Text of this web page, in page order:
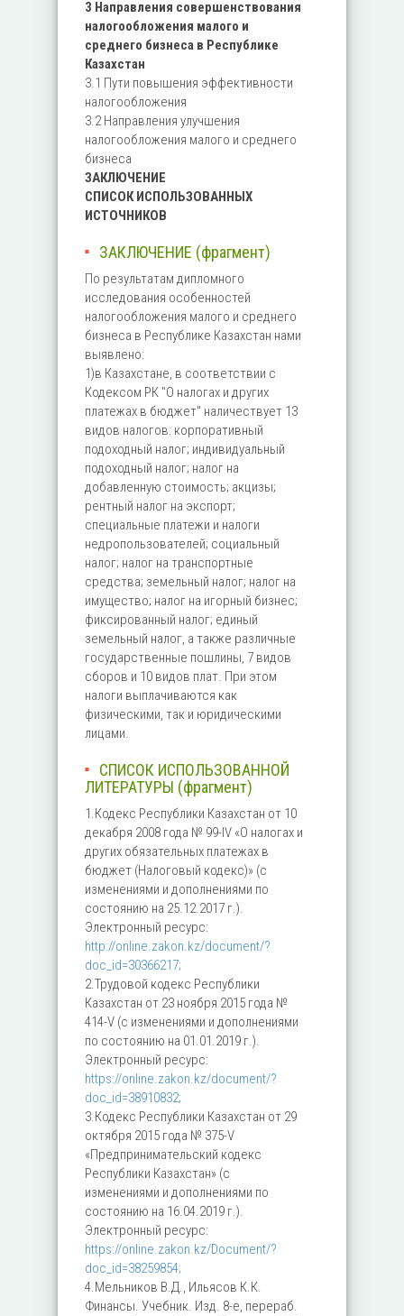
3 Направления совершенствования
налогообложения малого и
среднего бизнеса в Республике
Казахстан
3.1 Пути повышения эффективности
налогообложения
3.2 Направления улучшения
налогообложения малого и среднего
бизнеса
ЗАКЛЮЧЕНИЕ
СПИСОК ИСПОЛЬЗОВАННЫХ
ИСТОЧНИКОВ
ЗАКЛЮЧЕНИЕ (фрагмент)
По результатам дипломного
исследования особенностей
налогообложения малого и среднего
бизнеса в Республике Казахстан нами
выявлено:
1)в Казахстане, в соответствии с
Кодексом РК "О налогах и других
платежах в бюджет" наличествует 13
видов налогов: корпоративный
подоходный налог; индивидуальный
подоходный налог; налог на
добавленную стоимость; акцизы;
рентный налог на экспорт;
специальные платежи и налоги
недропользователей; социальный
налог; налог на транспортные
средства; земельный налог; налог на
имущество; налог на игорный бизнес;
фиксированный налог; единый
земельный налог, а также различные
государственные пошлины, 7 видов
сборов и 10 видов плат. При этом
налоги выплачиваются как
физическими, так и юридическими
лицами.
СПИСОК ИСПОЛЬЗОВАННОЙ
ЛИТЕРАТУРЫ (фрагмент)
1.Кодекс Республики Казахстан от 10
декабря 2008 года № 99-IV «О налогах и
других обязательных платежах в
бюджет (Налоговый кодекс)» (с
изменениями и дополнениями по
состоянию на 25.12.2017 г.).
Электронный ресурс:
http://online.zakon.kz/document/?
doc_id=30366217;
2.Трудовой кодекс Республики
Казахстан от 23 ноября 2015 года №
414-V (с изменениями и дополнениями
по состоянию на 01.01.2019 г.).
Электронный ресурс:
https://online.zakon.kz/document/?
doc_id=38910832;
3.Кодекс Республики Казахстан от 29
октября 2015 года № 375-V
«Предпринимательский кодекс
Республики Казахстан» (с
изменениями и дополнениями по
состоянию на 16.04.2019 г.).
Электронный ресурс:
https://online.zakon.kz/Document/?
doc_id=38259854;
4.Мельников В.Д., Ильясов К.К.
Финансы. Учебник. Изд. 8-е, перераб.